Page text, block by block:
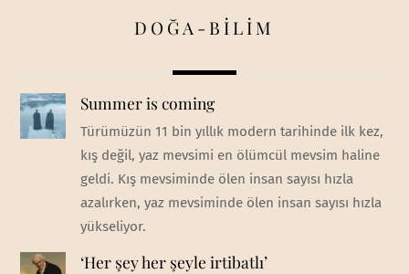
DOĞA-BİLİM
Summer is coming
Türümüzün 11 bin yıllık modern tarihinde ilk kez,
kış değil, yaz mevsimi en ölümcül mevsim haline
geldi. Kış mevsiminde ölen insan sayısı hızla
azalırken, yaz mevsiminde ölen insan sayısı hızla
yükseliyor.
‘Her şey her şeyle irtibatlı’